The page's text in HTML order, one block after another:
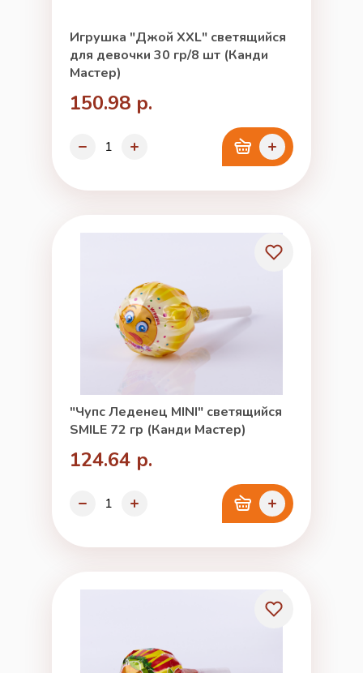
Игрушка "Джой XXL" светящийся
для девочки 30 гр/8 шт (Канди
Мастер)
150.98 р.
"Чупс Леденец MINI" светящийся
SMILE 72 гр (Канди Мастер)
124.64 р.